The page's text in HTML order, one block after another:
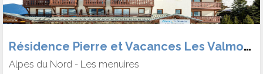
Résidence Pierre et Vacances Les Valmonts
Alpes du Nord - Les menuires